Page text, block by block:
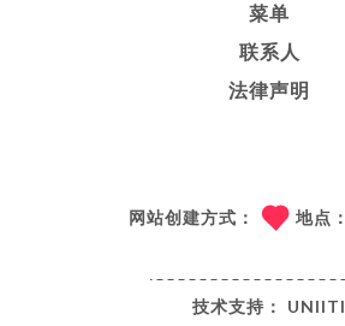
菜单
联系人
法律声明
网站创建方式： 地点：
技术支持： UNIITI